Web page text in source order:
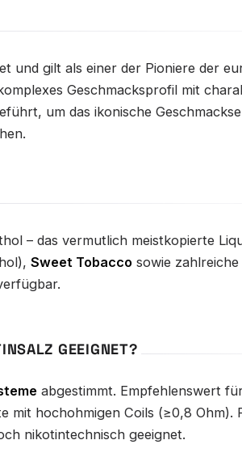
und gilt als einer der Pioniere der
Geschmacksprofil mit
um das ikonische
– das vermutlich meistkopierte
Sweet Tobacco sowie
GEEIGNET?
abgestimmt. Empfehlenswert
mit hochohmigen Coils (≥0,8 Ohm).
nikotintechnisch geeignet.